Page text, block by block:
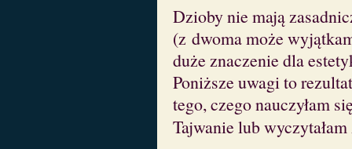
Dzioby nie mają
(z dwoma może
duże znaczenie dla
Poniższe uwagi to
tego, czego nauczyłam
Tajwanie lub